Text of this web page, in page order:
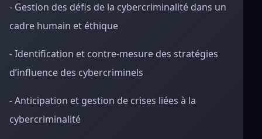
- Gestion des défis de la cybercriminalité dans un
cadre humain et éthique
- Identification et contre-mesure des stratégies
d’influence des cybercriminels
- Anticipation et gestion de crises liées à la
cybercriminalité